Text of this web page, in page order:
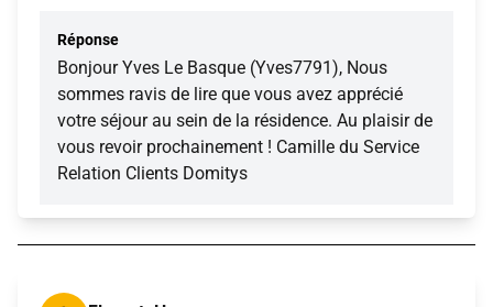
Réponse
Bonjour Yves Le Basque (Yves7791), Nous
sommes ravis de lire que vous avez apprécié
votre séjour au sein de la résidence. Au plaisir de
vous revoir prochainement ! Camille du Service
Relation Clients Domitys